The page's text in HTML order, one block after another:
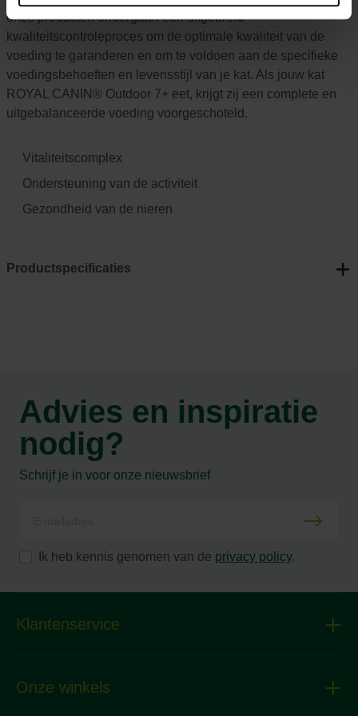
onze producten ondergaan een uitgebreid
kwaliteitscontroleproces om de optimale kwaliteit van de
voeding te garanderen en om te voldoen aan de specifieke
voedingsbehoeften en levensstijl van je kat. Als jouw kat
ROYAL CANIN® Outdoor 7+ eet, krijgt zij een complete en
uitgebalanceerde voeding voorgeschoteld.
Vitaliteitscomplex
Ondersteuning van de activiteit
Gezondheid van de nieren
Productspecificaties
Advies en inspiratie
nodig?
Schrijf je in voor onze nieuwsbrief
Ik heb kennis genomen van de privacy policy.
Klantenservice
Onze winkels